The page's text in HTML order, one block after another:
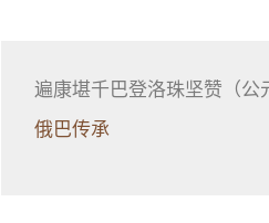
遍康堪千巴登洛珠坚赞（公
俄巴传承